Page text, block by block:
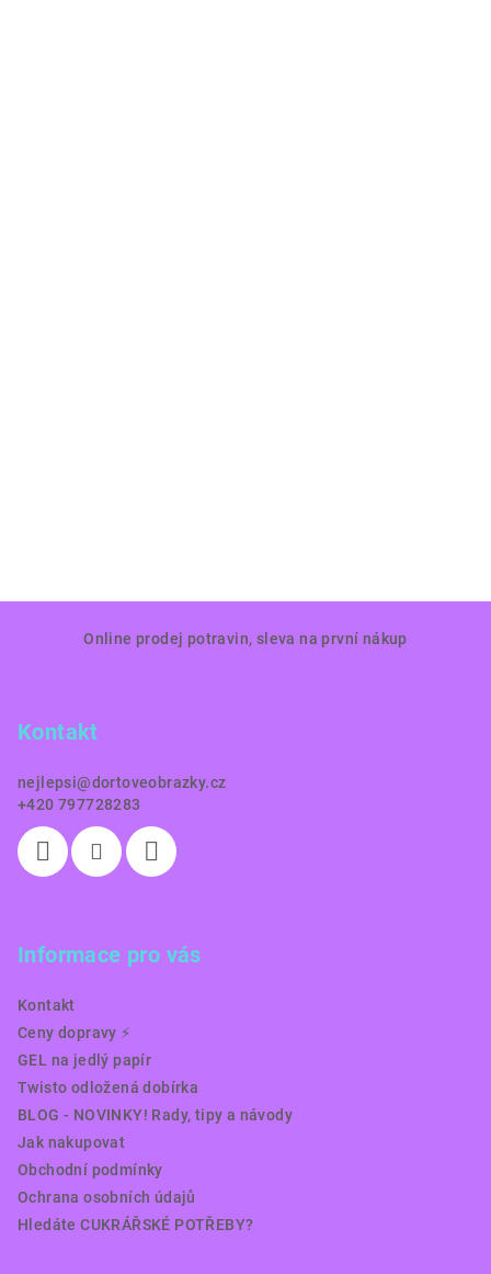
Online prodej potravin, sleva na první nákup
Kontakt
nejlepsi@dortoveobrazky.cz
+420 797728283
Informace pro vás
Kontakt
Ceny dopravy ⚡️
GEL na jedlý papír
Twisto odložená dobírka
BLOG - NOVINKY! Rady, tipy a návody
Jak nakupovat
Obchodní podmínky
Ochrana osobních údajů
Hledáte CUKRÁŘSKÉ POTŘEBY?